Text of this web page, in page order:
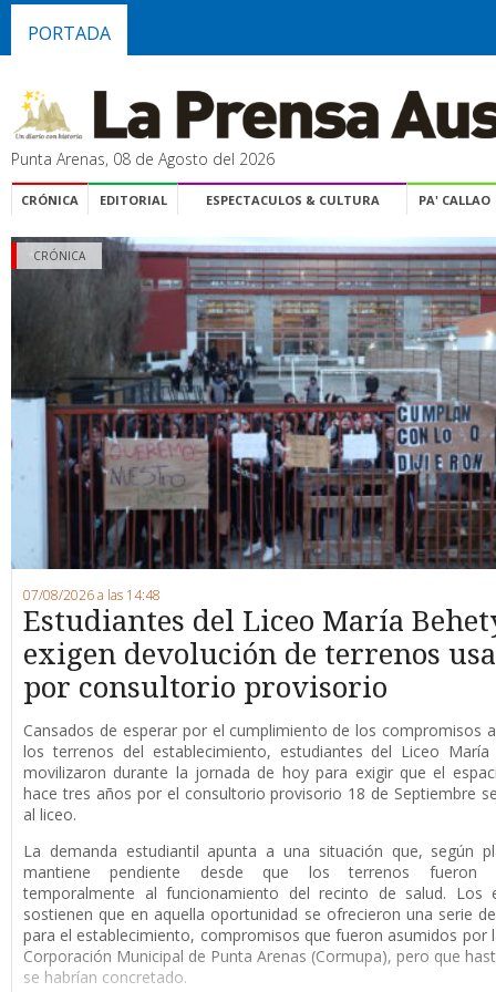
PORTADA
Punta Arenas, 08 de Agosto del 2026
CRÓNICA EDITORIAL ESPECTACULOS & CULTURA PA' CALLAO
CRÓNICA
07/08/2026 a las 14:48
Estudiantes del Liceo María
exigen devolución de terrenos
por consultorio provisorio
Cansados de esperar por el cumplimiento de los compromisos
los terrenos del establecimiento, estudiantes del Liceo
movilizaron durante la jornada de hoy para exigir que el
hace tres años por el consultorio provisorio 18 de Septiembre
al liceo.
La demanda estudiantil apunta a una situación que, según
mantiene pendiente desde que los terrenos fueron
temporalmente al funcionamiento del recinto de salud. Los
sostienen que en aquella oportunidad se ofrecieron una serie
para el establecimiento, compromisos que fueron asumidos por
Corporación Municipal de Punta Arenas (Cormupa), pero que
se habrían concretado.